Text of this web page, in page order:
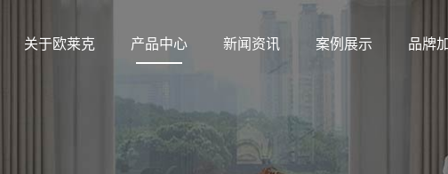
关于欧莱克 产品中心 新闻资讯 案例展示 品牌